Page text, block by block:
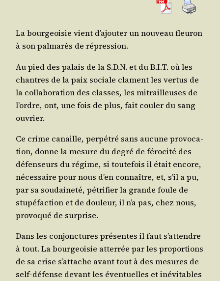
La bour­geoi­sie vient d’a­jou­ter un nou­veau fleu­ron
à son pal­ma­rès de répression.
Au pied des palais de la S.D.N. et du B.I.T. où les
chantres de la paix sociale clament les ver­tus de
la col­la­bo­ra­tion des classes, les mitrailleuses de
l’ordre, ont, une fois de plus, fait cou­ler du sang
ouvrier.
Ce crime canaille, per­pé­tré sans aucune pro­vo­ca­
tion, donne la mesure du degré de féro­ci­té des
défen­seurs du régime, si tou­te­fois il était encore,
néces­saire pour nous d’en connaître, et, s’il a pu,
par sa sou­dai­ne­té, pétri­fier la grande foule de
stu­pé­fac­tion et de dou­leur, il n’a pas, chez nous,
pro­vo­qué de surprise.
Dans les conjonc­tures pré­sentes il faut s’at­tendre
à tout. La bour­geoi­sie atter­rée par les pro­por­tions
de sa crise s’at­tache avant tout à des mesures de
self-défense devant les éven­tuelles et inévi­tables